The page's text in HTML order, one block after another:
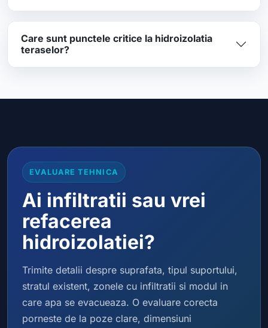
Care sunt punctele critice la hidroizolatia
teraselor?
EVALUARE TEHNICA
Ai infiltratii sau vrei
refacerea
hidroizolatiei?
Trimite detalii despre suprafata, tipul suportului,
stratul existent, zonele cu infiltratii si modul in
care apa se evacueaza. O evaluare corecta
porneste de la poze clare, dimensiuni